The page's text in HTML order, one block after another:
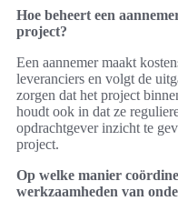
Hoe beheert een
project?
Een aannemer maakt
leveranciers en volgt de
zorgen dat het project
houdt ook in dat ze
opdrachtgever inzicht te
project.
Op welke manier
werkzaamheden van